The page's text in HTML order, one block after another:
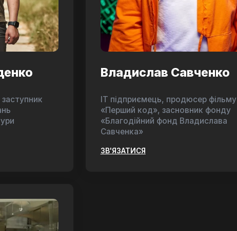
Владислав Савченко
ІТ підприємець, продюсер фільму
«Перший код», засновник фонду
«Благодійний фонд Владислава
Савченка»
ЗВ'ЯЗАТИСЯ